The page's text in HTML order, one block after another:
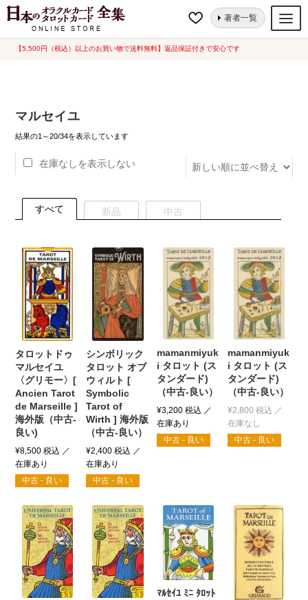
【5,500円（税込）以上のお買い物で送料無料】返品保証付きで安心です
ナ
コ
著者一覧
オラクルカード
ルノルマンカード
トランプ
セット
希少品
書籍
カード関連グッズ
ホーム “マルセイユ”にタグ付けされた商品
マルセイユ
結果の1～20/34を表示しています新
順
在庫なしを表示しない
すべて 新品 中古
タロットドゥ
マルセイユ
〈グリモー〉[
Ancien Tarot
de Marseille ]
海外版（中古-
良い)
¥8,500 税込
中古 - 良い
シンボリック
タロット オブ
ウィルト [
Symbolic
Tarot of
Wirth ] 海外版
（中古-良い）
¥2,400 税込
中古 - 良い
mamanmiyuk
i タロット (ス
タンダード)
（中古-良い）
¥3,200 税込
中古 - 良い
mamanmiyuk
i タロット (ス
タンダード)
（中古-良い）
¥2,800 税込
中古 - 良い
ﾏﾙｾｲﾕ ﾐﾆ ﾀﾛｯﾄ